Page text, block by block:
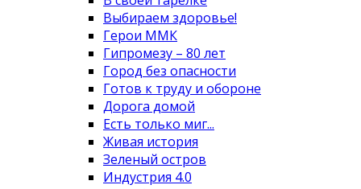
Выбираем здоровье!
Герои ММК
Гипромезу – 80 лет
Город без опасности
Готов к труду и обороне
Дорога домой
Есть только миг...
Живая история
Зеленый остров
Индустрия 4.0